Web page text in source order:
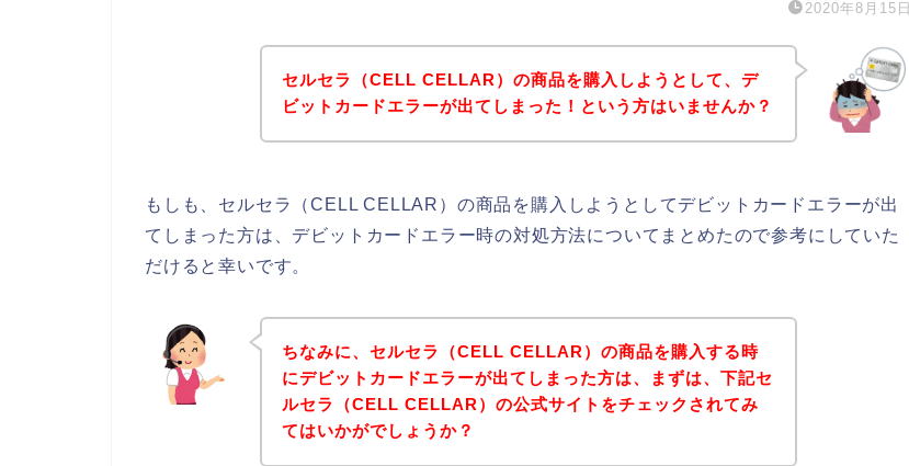
2020年8月15日
セルセラ（CELL CELLAR）の商品を購入しようとして、デ
ビットカードエラーが出てしまった！という方はいませんか？
もしも、セルセラ（CELL CELLAR）の商品を購入しようとしてデビットカードエラーが出
てしまった方は、デビットカードエラー時の対処方法についてまとめたので参考にしていた
だけると幸いです。
ちなみに、セルセラ（CELL CELLAR）の商品を購入する時
にデビットカードエラーが出てしまった方は、まずは、下記セ
ルセラ（CELL CELLAR）の公式サイトをチェックされてみ
てはいかがでしょうか？